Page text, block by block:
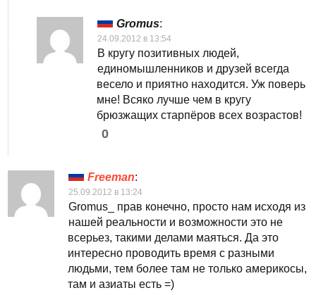
Gromus:
24.09.2012 в 13:54
В кругу позитивных людей,
единомышленников и друзей всегда
весело и приятно находится. Уж поверь
мне! Всяко лучше чем в кругу
брюзжащих старпёров всех возрастов!
0
Freeman:
25.09.2012 в 13:24
Gromus_ прав конечно, просто нам исходя из
нашей реальности и возможности это не
всерьез, такими делами маяться. Да это
интересно проводить время с разными
людьми, тем более там не только америкосы,
там и азиаты есть =)